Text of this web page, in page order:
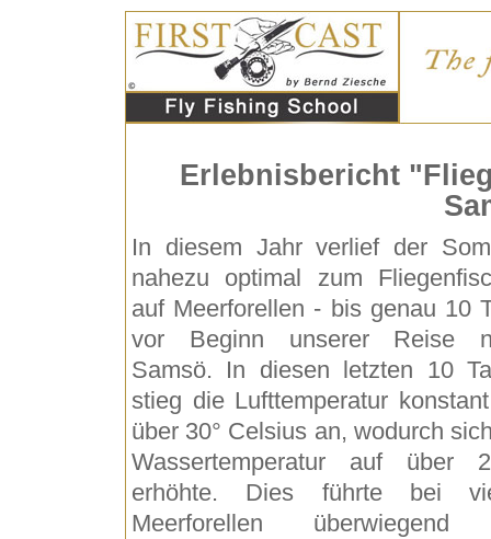
Erlebnisbericht
In diesem Jahr verlief der
nahezu optimal zum
auf Meerforellen - bis genau 10
vor Beginn unserer Reise
Samsö. In diesen letzten 10
stieg die Lufttemperatur
über 30° Celsius an, wodurch
Wassertemperatur auf über
erhöhte. Dies führte bei
Meerforellen überwiegend